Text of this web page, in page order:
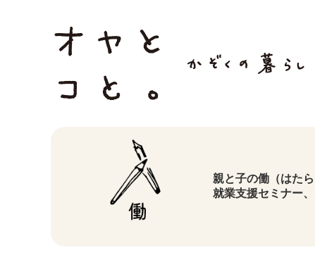
親と子の働（はた
就業支援セミナー